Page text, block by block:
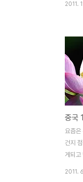
2011.
요즘은
건지
게되고
2011.